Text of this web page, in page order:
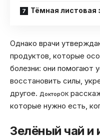
Тёмная листовая
Однако врачи
продуктов, которые
болезни: они помогают
восстановить силы,
другое. ДокторОК
которые нужно есть,
Зелёный чай и